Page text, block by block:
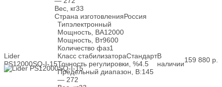
Вес, кг33
Страна изготовленияРоссия
Lider
PS12000SQ-I-15
Типэлектронный
Мощность, ВА12000
Мощность, Вт9600
Количество фаз1
Класс стабилизатораСтандарт
Точность регулировки, %4.5
Предельный диапазон, В:145
— 272
В
наличии159 880 р.